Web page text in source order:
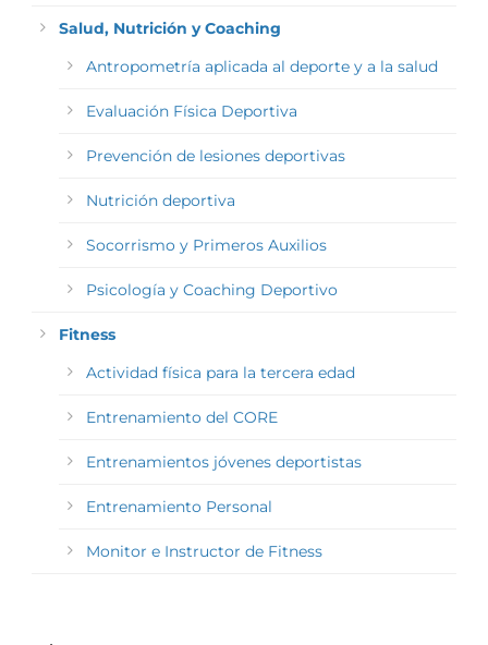
Salud, Nutrición y Coaching
Antropometría aplicada al deporte y a la salud
Evaluación Física Deportiva
Prevención de lesiones deportivas
Nutrición deportiva
Socorrismo y Primeros Auxilios
Psicología y Coaching Deportivo
Fitness
Actividad física para la tercera edad
Entrenamiento del CORE
Entrenamientos jóvenes deportistas
Entrenamiento Personal
Monitor e Instructor de Fitness